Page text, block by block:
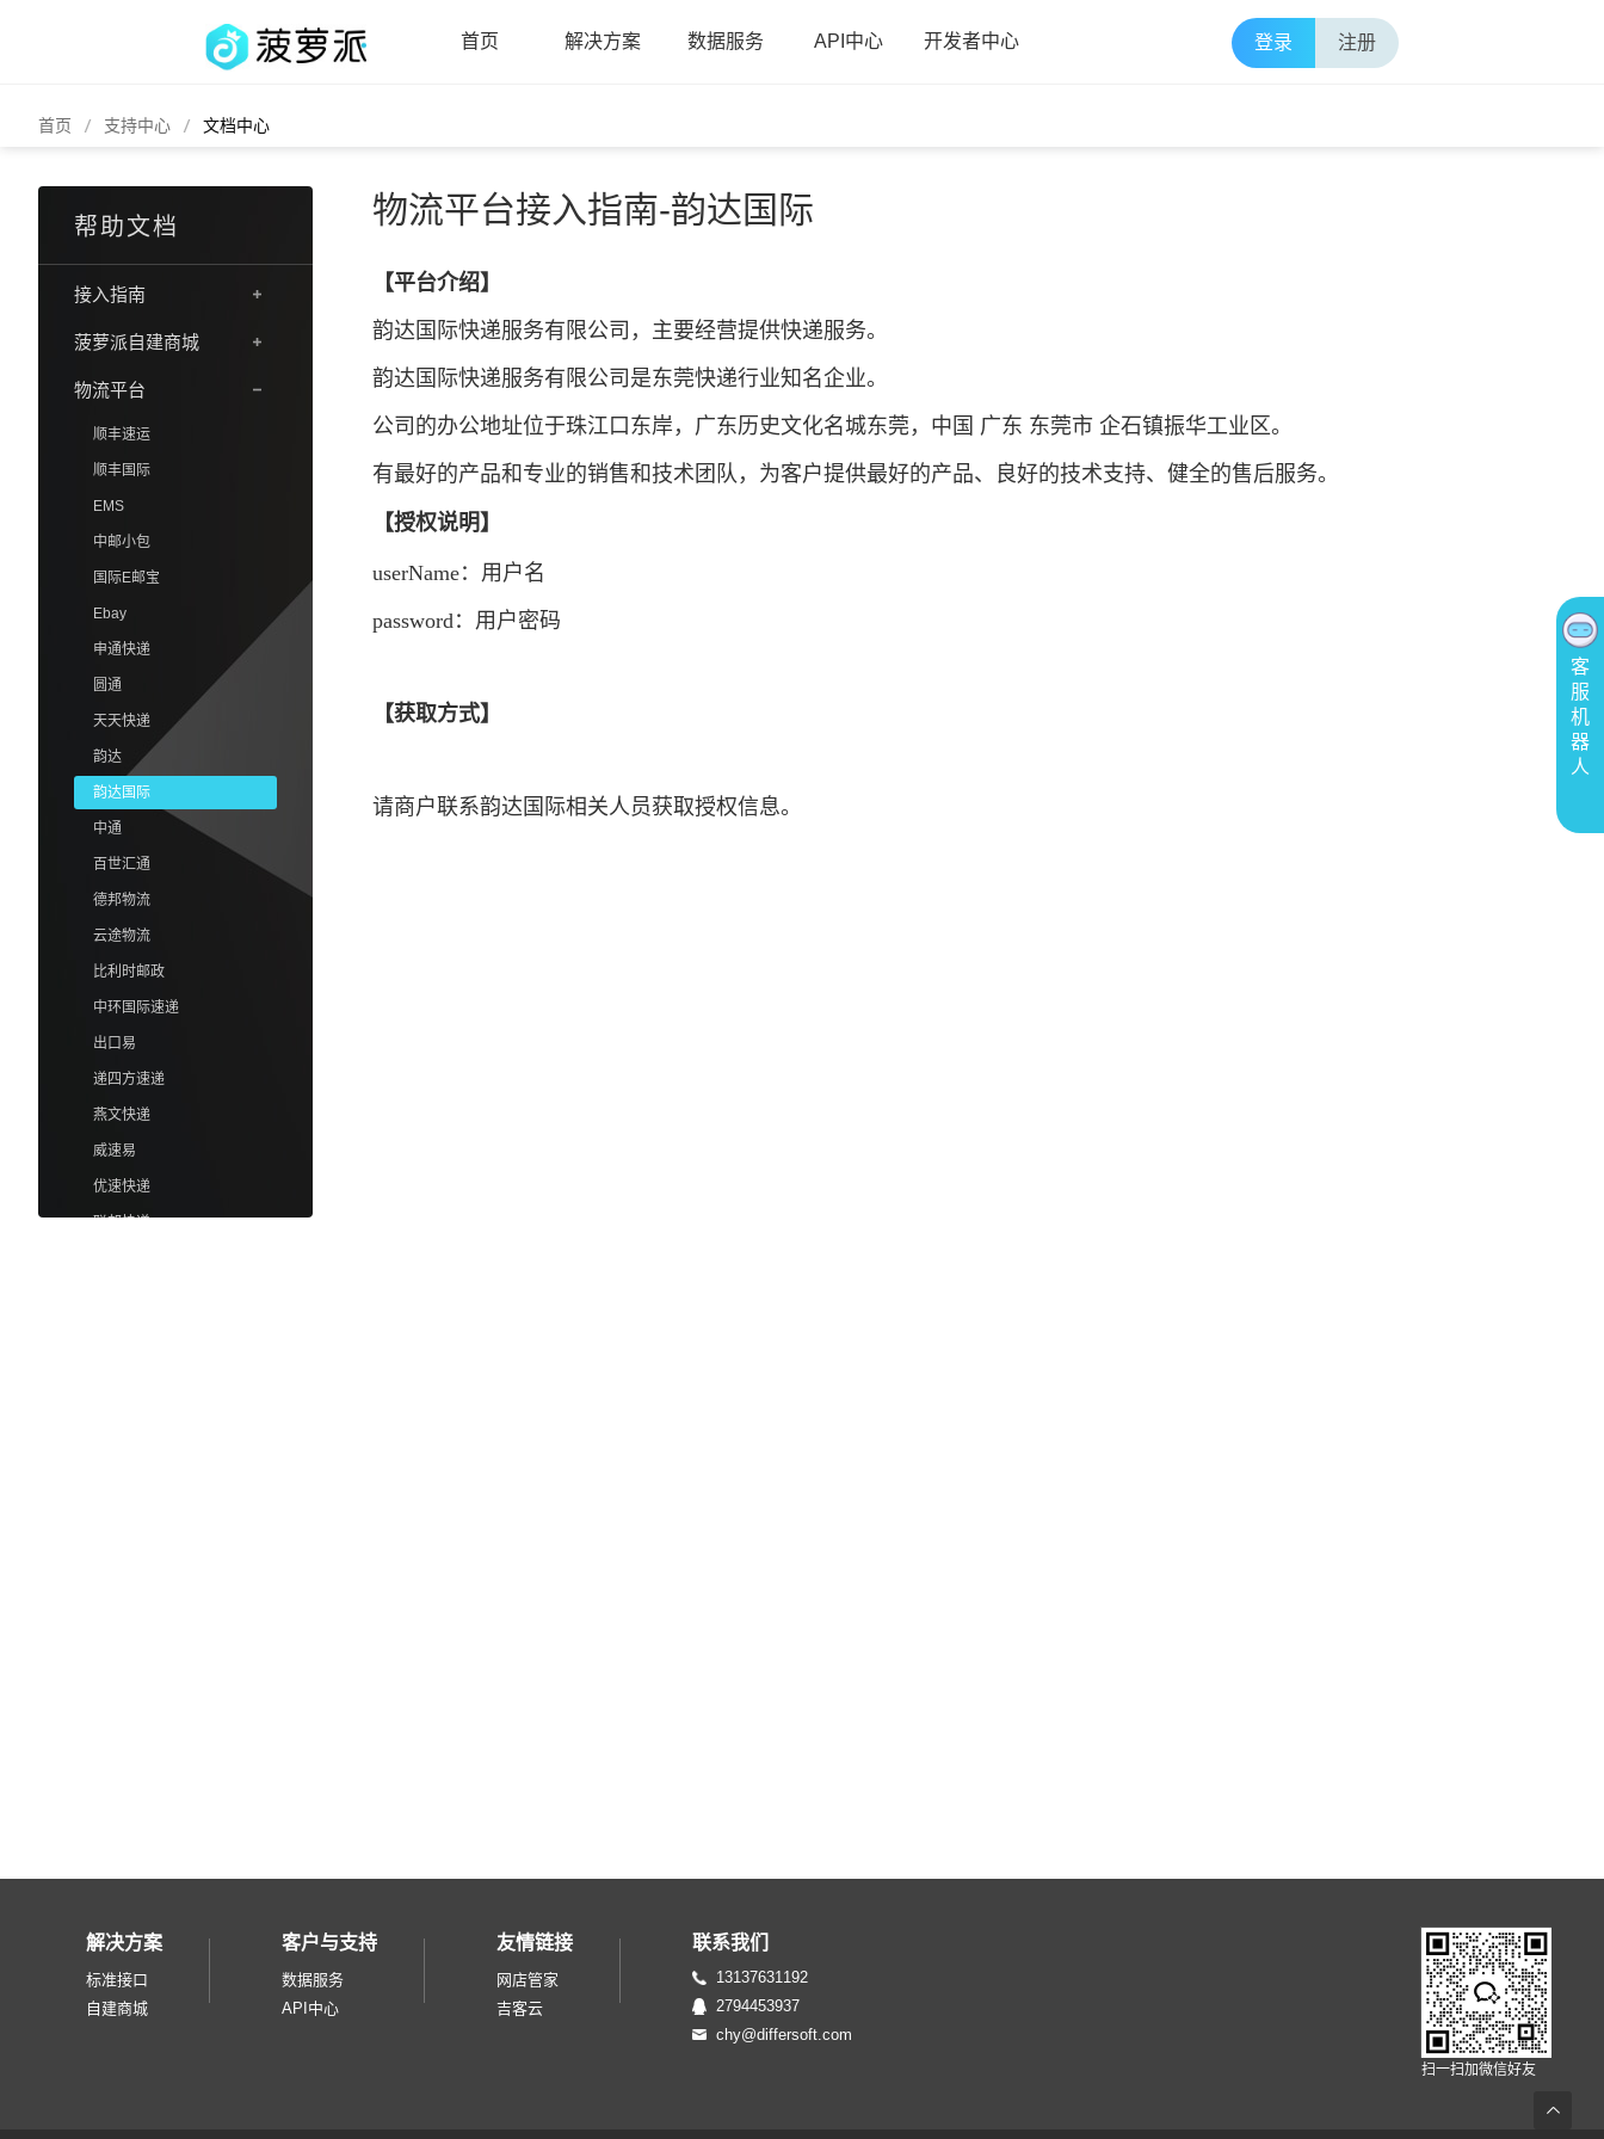
首页 解决方案 数据服务 API中心 开发者中心 登录 注册
首页 支持中心 文档中心
帮助文档
接入指南
菠萝派自建商城
物流平台
顺丰速运
顺丰国际
EMS
中邮小包
国际E邮宝
Ebay
申通快递
圆通
天天快递
韵达
韵达国际
中通
百世汇通
德邦物流
云途物流
比利时邮政
中环国际速递
出口易
递四方速递
燕文快递
威速易
优速快递
联邦快递
华宇海通快递
京东阿尔法
速卖通物流
物流平台接入指南-韵达国际
【平台介绍】
韵达国际快递服务有限公司，主要经营提供快递服务。
韵达国际快递服务有限公司是东莞快递行业知名企业。
公司的办公地址位于珠江口东岸，广东历史文化名城东莞，中国 广东 东莞市 企石镇振华工业区。
有最好的产品和专业的销售和技术团队，为客户提供最好的产品、良好的技术支持、健全的售后服务。
【授权说明】
userName：用户名
password：用户密码
【获取方式】
请商户联系韵达国际相关人员获取授权信息。
返
解决方案
标准接口
自建商城
客户与支持
数据服务
API中心
友情链接
网店管家
吉客云
联系我们
13137631192
2794453937
chy@differsoft.com
扫一扫加微信好友
客
服
机
器
人